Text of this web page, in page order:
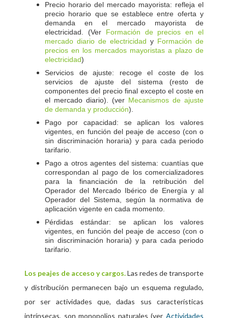
Precio horario del mercado mayorista: refleja el
precio horario que se establece entre oferta y
demanda en el mercado mayorista de
electricidad. (Ver Formación de precios en el
mercado diario de electricidad y Formación de
precios en los mercados mayoristas a plazo de
electricidad)
Servicios de ajuste: recoge el coste de los
servicios de ajuste del sistema (resto de
componentes del precio final excepto el coste en
el mercado diario). (ver Mecanismos de ajuste
de demanda y producción).
Pago por capacidad: se aplican los valores
vigentes, en función del peaje de acceso (con o
sin discriminación horaria) y para cada periodo
tarifario.
Pago a otros agentes del sistema: cuantías que
correspondan al pago de los comercializadores
para la financiación de la retribución del
Operador del Mercado Ibérico de Energía y al
Operador del Sistema, según la normativa de
aplicación vigente en cada momento.
Pérdidas estándar: se aplican los valores
vigentes, en función del peaje de acceso (con o
sin discriminación horaria) y para cada periodo
tarifario.
Los peajes de acceso y cargos.Las redes de transporte
y distribución permanecen bajo un esquema regulado,
por ser actividades que, dadas sus características
intrínsecas, son monopolios naturales (ver Actividades